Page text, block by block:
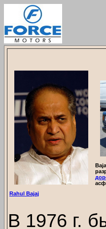
Rahul Bajaj
В 1976 г.